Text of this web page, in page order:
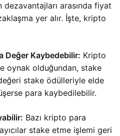
arasında fiyat
yer alır. İşte, kripto
Değer Kaybedebilir: Kripto
oynak olduğundan, stake
stake ödülleriyle elde
para kaybedilebilir.
Bazı kripto para
stake etme işlemi geri